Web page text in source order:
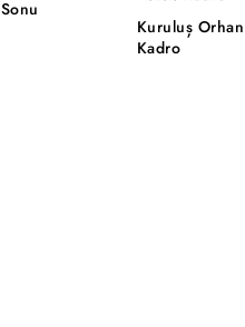
Sonu
Kuruluş Orhan
Kadro